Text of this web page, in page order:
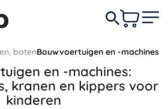
botenBouwvoertuigen en -machines
en -machines:
kranen en kippers voor
kinderen